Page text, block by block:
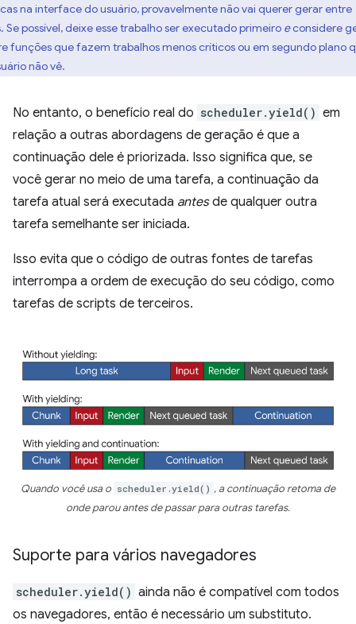
na interface do usuário, provavelmente não vai querer gerar entre
Se possível, deixe esse trabalho ser executado primeiro econsidere
funções que fazem trabalhos menos críticos ou em segundo plano
não vê.
No entanto, o benefício real do scheduler.yield() em
relação a outras abordagens de geração é que a
continuação dele é priorizada. Isso significa que, se
você gerar no meio de uma tarefa, a continuação da
tarefa atual será executada antesde qualquer outra
tarefa semelhante ser iniciada.
Isso evita que o código de outras fontes de tarefas
interrompa a ordem de execução do seu código, como
tarefas de scripts de terceiros.
Quando você usa o scheduler.yield() , a continuação retoma de
onde parou antes de passar para outras tarefas.
Suporte para vários navegadores
scheduler.yield() ainda não é compatível com todos
os navegadores, então é necessário um substituto.